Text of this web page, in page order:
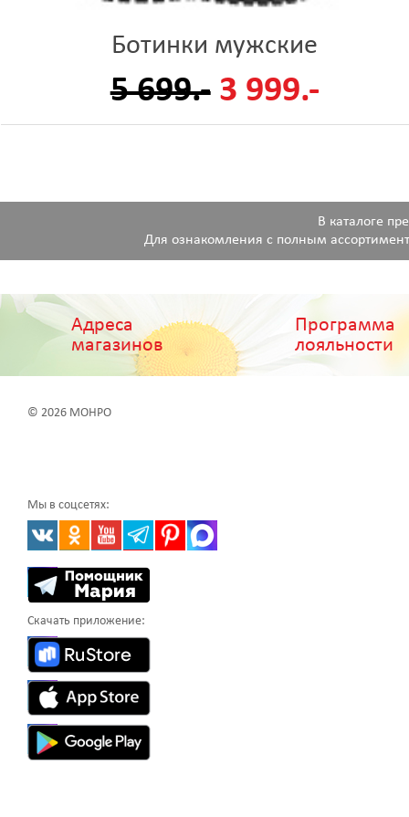
Ботинки мужские
5 699.- 3 999.-
В каталоге
Для ознакомления с полным
Адреса
магазинов
Программа
лояльности
© 2026 МОНРО
Мы в соцсетях:
Скачать приложение: